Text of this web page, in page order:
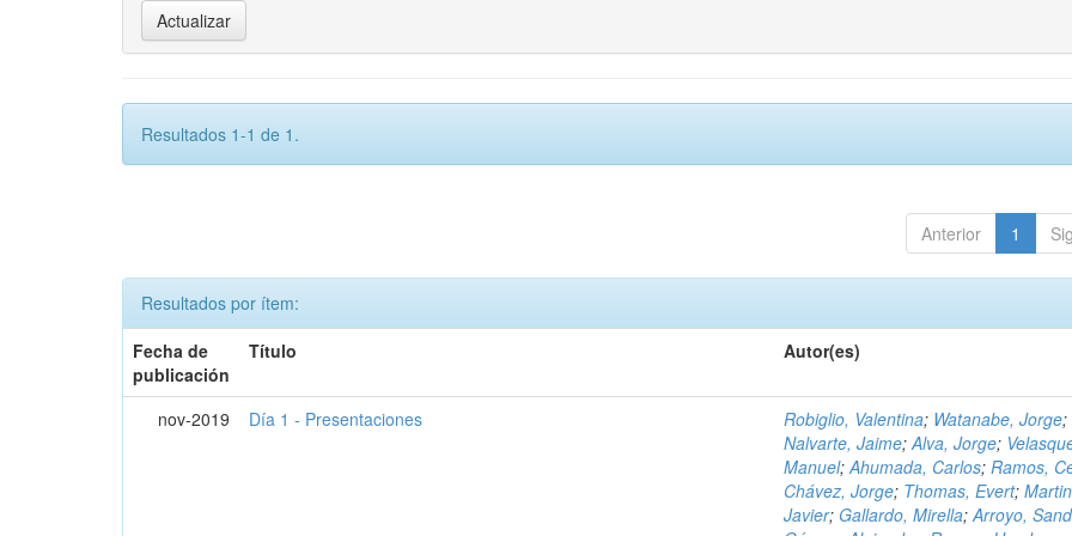
Resultados 1-1 de 1.
Anterior 1
Resultados por ítem:
Fecha de
publicación
Título Autor(es)
nov-2019 Día 1 - Presentaciones Robiglio, Valentina; Watanabe, Jorge;
Nalvarte, Jaime;Alva, Jorge;
Manuel;Ahumada, Carlos;Ramos,
Chávez, Jorge; Thomas, Evert;
Javier; Gallardo, Mirella;Arroyo,